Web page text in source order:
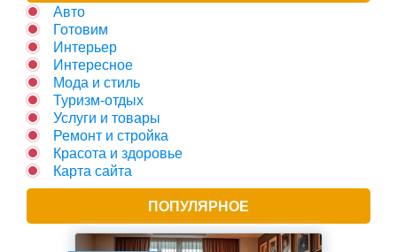
Авто
Готовим
Интерьер
Интересное
Мода и стиль
Туризм-отдых
Услуги и товары
Ремонт и стройка
Красота и здоровье
Карта сайта
ПОПУЛЯРНОЕ